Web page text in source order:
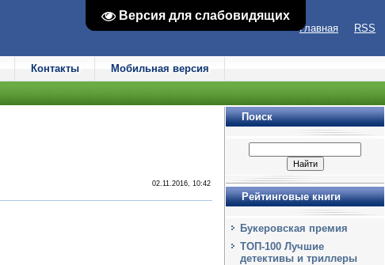
Версия для слабовидящих
Версия для слабовидящих
Главная RSS
Контакты Мобильная версия
02.11.2016, 10:42
Поиск
Рейтинговые книги
Букеровская премия
ТОП-100 Лучшие
детективы и триллеры